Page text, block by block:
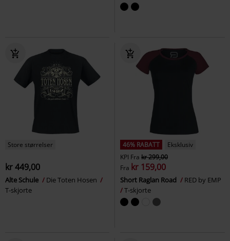
Store størrelser
kr 449,00
Alte Schule
Die Toten Hosen
T-skjorte
46% RABATT
Eksklusiv
KPI Fra kr 299,00
Fra kr 159,00
Short Raglan Road
RED by EMP
T-skjorte